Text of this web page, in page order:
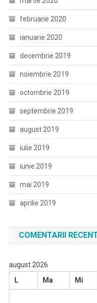
februarie 2020
ianuarie 2020
decembrie 2019
noiembrie 2019
octombrie 2019
septembrie 2019
august 2019
iulie 2019
iunie 2019
mai 2019
aprilie 2019
COMENTARII
august 2026
L
Ma Mi